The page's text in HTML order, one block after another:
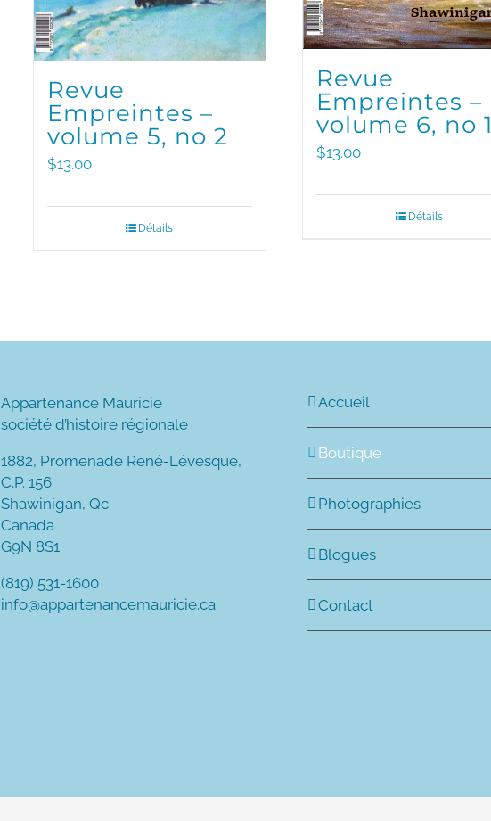
Revue
Empreintes –
volume 5, no 2
$13.00
Détails
Revue
Empreintes –
volume 6, no 1
$13.00
Détails
Appartenance Mauricie
société d’histoire régionale
1882, Promenade René-Lévesque,
C.P. 156
Shawinigan, Qc
Canada
G9N 8S1
(819) 531-1600
info@appartenancemauricie.ca
Accueil
Boutique
Photographies
Blogues
Contact